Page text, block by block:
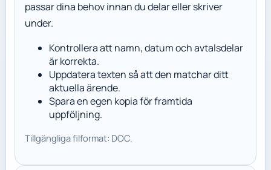
passar dina behov innan du delar eller skriver
under.
Kontrollera att namn, datum och avtalsdelar
är korrekta.
Uppdatera texten så att den matchar ditt
aktuella ärende.
Spara en egen kopia för framtida
uppföljning.
Tillgängliga filformat: DOC.